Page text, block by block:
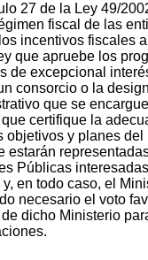
27 de la Ley 49/
fiscal de las
incentivos fiscales
que apruebe los
de excepcional
consorcio o la
que se
certifique la
objetivos y planes del
estarán
Públicas
en todo caso, el
necesario el voto
dicho Ministerio